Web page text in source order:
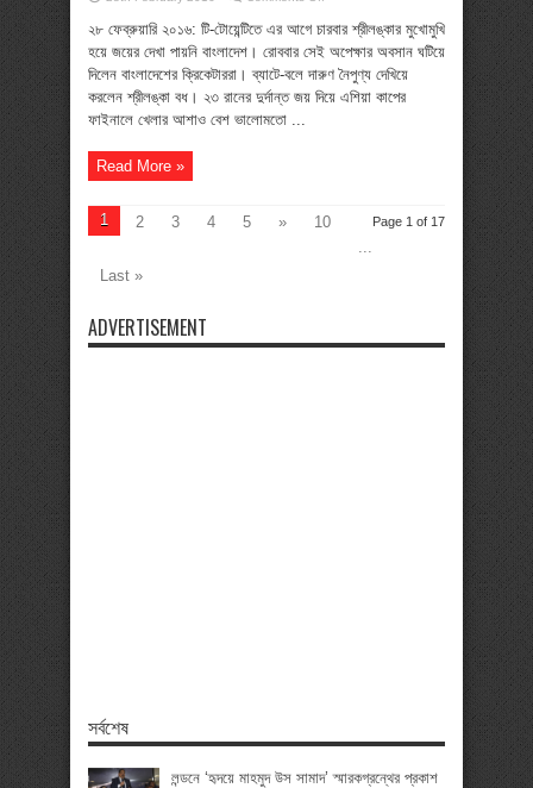
থাবায়
সিংহ
কুপোকাত
২৮ ফেব্রুয়ারি ২০১৬: টি-টোয়েন্টিতে এর আগে চারবার শ্রীলঙ্কার মুখোমুখি
হয়ে জয়ের দেখা পায়নি বাংলাদেশ। রোববার সেই অপেক্ষার অবসান ঘটিয়ে
দিলেন বাংলাদেশের ক্রিকেটাররা। ব্যাটে-বলে দারুণ নৈপুণ্য দেখিয়ে
করলেন শ্রীলঙ্কা বধ। ২৩ রানের দুর্দান্ত জয় দিয়ে এশিয়া কাপের
ফাইনালে খেলার আশাও বেশ ভালোমতো ...
Read More »
Page 1 of 17
1 2 3 4 5 »
10
...
Last »
ADVERTISEMENT
সর্বশেষ
লন্ডনে ‘হৃদয়ে মাহমুদ উস সামাদ’ স্মারকগ্রন্থের প্রকাশ